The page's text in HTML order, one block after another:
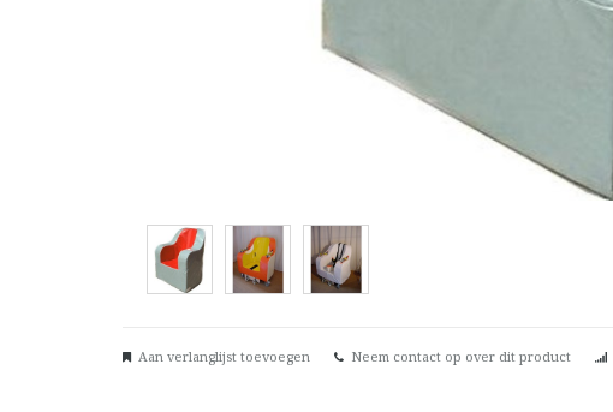
Aan verlanglijst toevoegen Neem contact op over dit product